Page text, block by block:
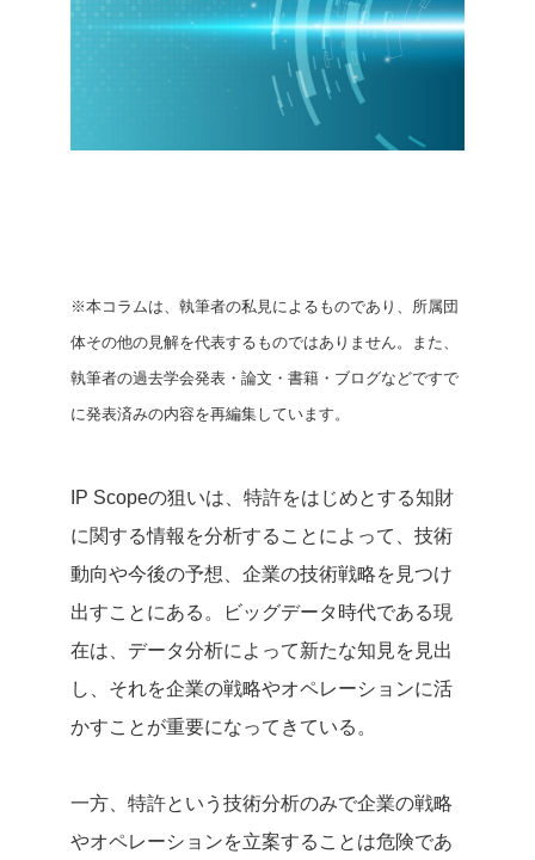
※本コラムは、執筆者の私見によるものであり、所属団
体その他の見解を代表するものではありません。また、
執筆者の過去学会発表・論文・書籍・ブログなどですで
に発表済みの内容を再編集しています。
IP Scopeの狙いは、特許をはじめとする知財
に関する情報を分析することによって、技術
動向や今後の予想、企業の技術戦略を見つけ
出すことにある。ビッグデータ時代である現
在は、データ分析によって新たな知見を見出
し、それを企業の戦略やオペレーションに活
かすことが重要になってきている。
一方、特許という技術分析のみで企業の戦略
やオペレーションを立案することは危険であ